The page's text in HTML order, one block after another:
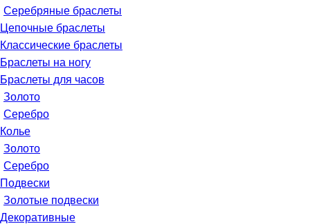
Серебряные браслеты
Цепочные браслеты
Классические браслеты
Браслеты на ногу
Браслеты для часов
Золото
Серебро
Колье
Золото
Серебро
Подвески
Золотые подвески
Декоративные